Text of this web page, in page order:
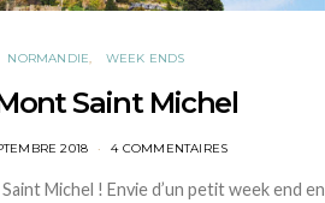
NORMANDIE WEEK ENDS
Saint Michel
2018 4 COMMENTAIRES
Michel ! Envie d’un petit week end en